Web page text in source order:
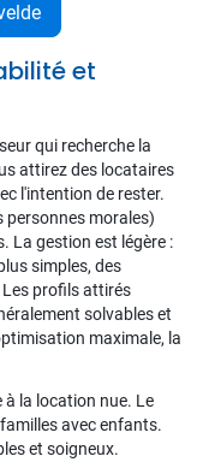
et
qui recherche la
attirez des locataires
l'intention de rester.
personnes morales)
La gestion est légère :
simples, des
profils attirés
solvables et
maximale, la
la location nue. Le
avec enfants.
et soigneux.